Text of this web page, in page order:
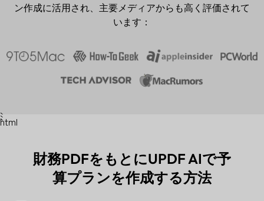
ン作成に活用され、主要メディアからも高く評価されて
います：
```html
財務PDFをもとにUPDF AIで予
算プランを作成する方法